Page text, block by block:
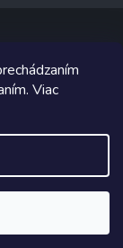
Viac
vyhradené.